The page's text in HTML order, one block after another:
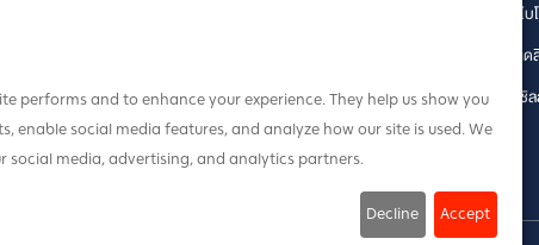
เกี่ยวกับเฟสท์
International
เฟสท์ ไ
เฟสท์ เ
เฟสท์ ชิ
performs and to enhance your experience. They help us show you
enable social media features, and analyze how our site is used. We
social media, advertising, and analytics partners.
Decline Accept